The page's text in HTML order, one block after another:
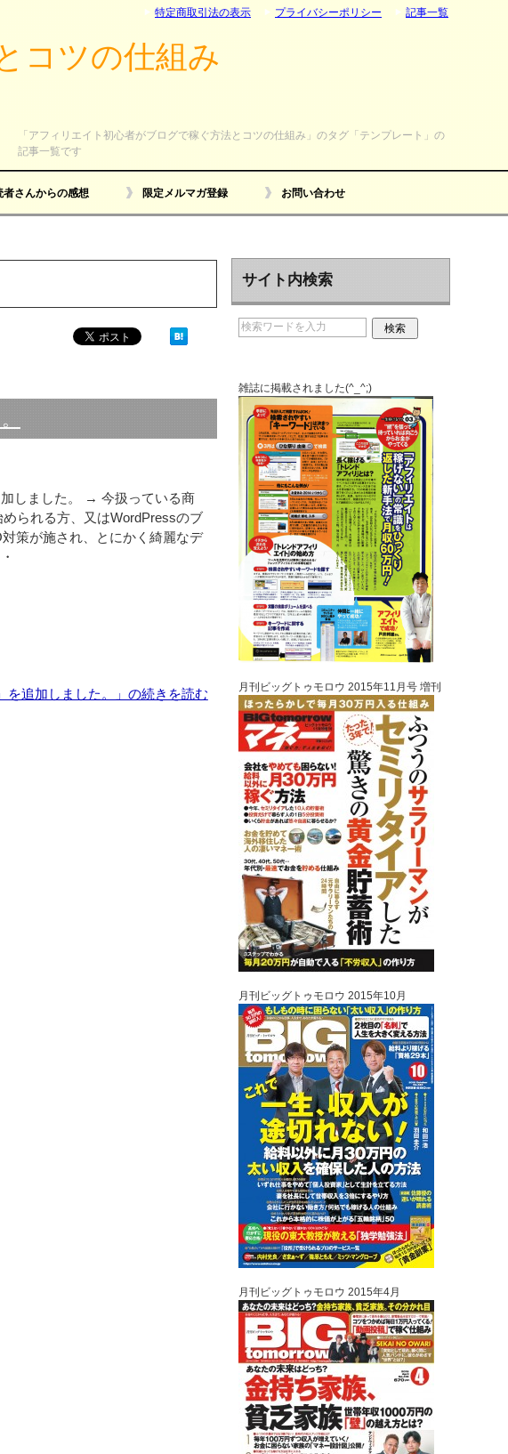
コツの仕組み
「アフィリエイト初心者がブログで稼ぐ方法とコツの仕組み」のタグ「テンプレート」の
記事一覧です
者さんからの感想 限定メルマガ登録 お問い合わせ
しました。 → 今扱っている商
られる方、又はWordPressのブ
策が施され、とにかく綺麗なデ
を追加しました。」の続きを読む
サイト内検索
雑誌に掲載されました(^_^;)
月刊ビッグトゥモロウ 2015年11月号 増刊
月刊ビッグトゥモロウ 2015年10月
月刊ビッグトゥモロウ 2015年4月
特定商取引法の表示 プライバシーポリシー 記事一覧